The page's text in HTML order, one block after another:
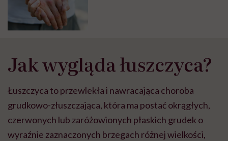
Jak wygląda łuszczyca?
Łuszczyca toprzewlekła i nawracająca choroba
grudkowo-złuszczająca, która ma postać okrągłych,
czerwonych lub zaróżowionych płaskich grudek o
wyraźnie zaznaczonych brzegach różnej wielkości,